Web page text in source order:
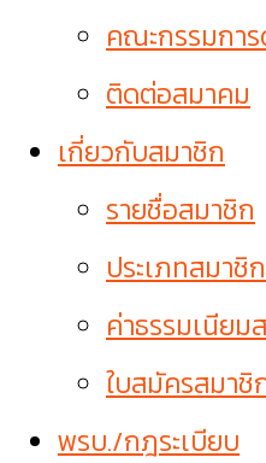
คณะกรรมกา
ติดต่อสมาคม
เกี่ยวกับสมาชิก
รายชื่อสมาชิก
ประเภทสมาชิก
ค่าธรรมเนียม
ใบสมัครสมาชิ
พรบ./กฎระเบียบ